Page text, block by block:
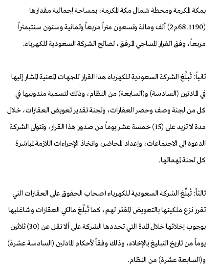
بمكة المكرمة ومحطة شمال مكة المكرمة، بمساحة إجمالية مقدارها
(68.1190م2) ألف ومائة وتسعون متراً مربعاً وثمانية وستون سنتيمتراً
مربعاً، وفق القرار المساحي المرفق، لصالح الشركة السعودية للكهرباء.
ثانياً: تُبلِّغ الشركة السعودية للكهرباء هذا القرار للجهات المعنية المشار إليها
في المادتين (السادسة) و(السابعة) من النظام، وذلك لتسمية مندوبيها في
كل من لجنة وصف وحصر العقارات، ولجنة تقدير تعويض العقارات، خلال
مدة لا تزيد على (15) خمسة عشر يوماً من صدور هذا القرار، وتتولى الشركة
الدعوة إلى الاجتماعات، وإعداد المحاضر، واتخاذ الإجراءات اللازمة لمباشرة
كل لجنة لمهماتها.
ثالثاً: تُبلِّغ الشركة السعودية للكهرباء أصحاب الحقوق على العقارات التي
تقرر نزع ملكيتها بالتعويض المقدّر لهم، كما تُبلِّغ مالكي العقارات وشاغليها
بوجوب إخلائها خلال المدة التي تحددها الشركة على ألا تقل عن (30) ثلاثين
يوماً من تاريخ التبليغ بالإخلاء، وذلك وفقاً لأحكام المادتين (السادسة عشرة)
و(السابعة عشرة) من النظام.